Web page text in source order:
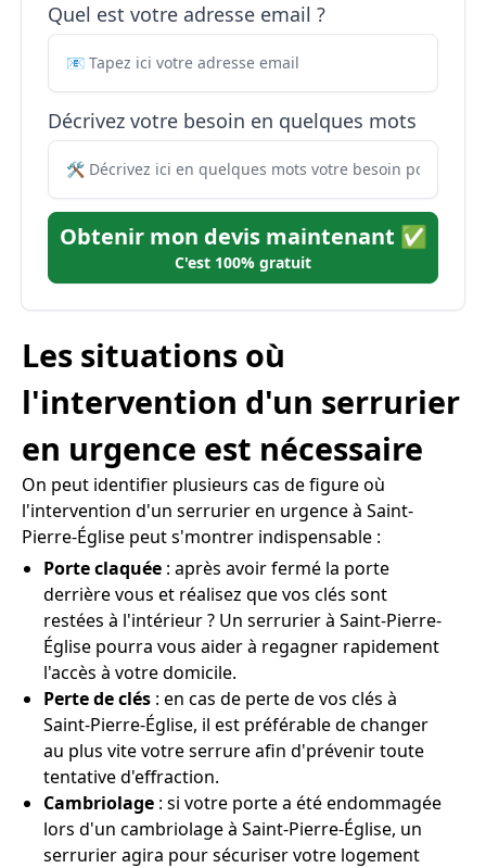
Quel est votre adresse email ?
Décrivez votre besoin en quelques mots
Obtenir mon devis maintenant ✅
C'est 100% gratuit
Les situations où
l'intervention d'un serrurier
en urgence est nécessaire
On peut identifier plusieurs cas de figure où
l'intervention d'un serrurier en urgence à Saint-
Pierre-Église peut s'montrer indispensable :
Porte claquée : après avoir fermé la porte
derrière vous et réalisez que vos clés sont
restées à l'intérieur ? Un serrurier à Saint-Pierre-
Église pourra vous aider à regagner rapidement
l'accès à votre domicile.
Perte de clés : en cas de perte de vos clés à
Saint-Pierre-Église, il est préférable de changer
au plus vite votre serrure afin d'prévenir toute
tentative d'effraction.
Cambriolage : si votre porte a été endommagée
lors d'un cambriolage à Saint-Pierre-Église, un
serrurier agira pour sécuriser votre logement